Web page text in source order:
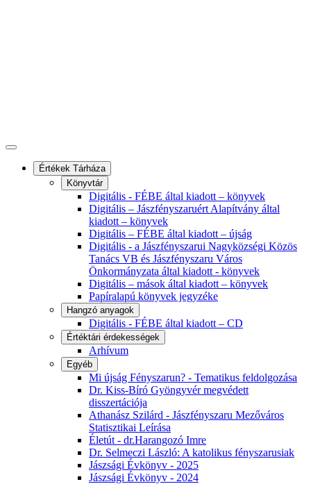
Értékek Tárháza
Könyvtár
Digitális - FÉBE által kiadott – könyvek
Digitális – Jászfényszaruért Alapítvány által
kiadott – könyvek
Digitális – FÉBE által kiadott – újság
Digitális - a Jászfényszarui Nagyközségi Közös
Tanács VB és Jászfényszaru Város
Önkormányzata által kiadott - könyvek
Digitális – mások által kiadott – könyvek
Papíralapú könyvek jegyzéke
Hangzó anyagok
Digitális - FÉBE által kiadott – CD
Értéktári érdekességek
Arhívum
Egyéb
Mi újság Fényszarun? - Tematikus feldolgozása
Dr. Kiss-Bíró Gyöngyvér megvédett
disszertációja
Athanász Szilárd - Jászfényszaru Mezőváros
Statisztikai Leírása
Életút - dr.Harangozó Imre
Dr. Selmeczi László: A katolikus fényszarusiak
Jászsági Évkönyv - 2025
Jászsági Évkönyv - 2024